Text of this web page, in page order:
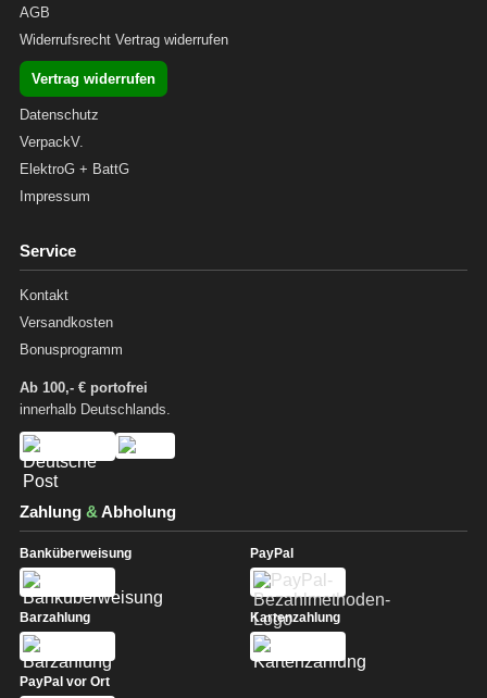
AGB
Widerrufsrecht Vertrag widerrufen
Vertrag widerrufen
Datenschutz
VerpackV.
ElektroG + BattG
Impressum
Service
Kontakt
Versandkosten
Bonusprogramm
Ab 100,- € portofrei
innerhalb Deutschlands.
Zahlung &Abholung
Banküberweisung PayPal
Barzahlung Kartenzahlung
PayPal vor Ort